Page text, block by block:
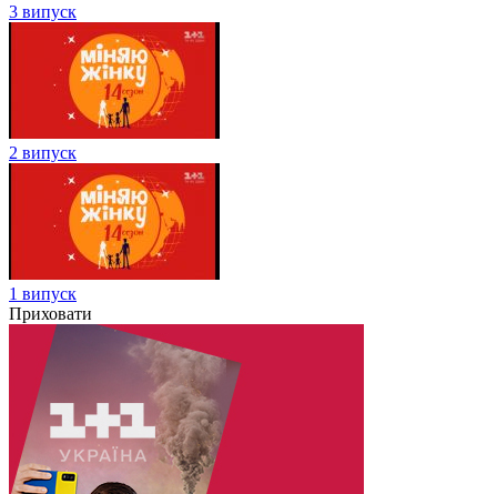
3 випуск
2 випуск
1 випуск
Приховати